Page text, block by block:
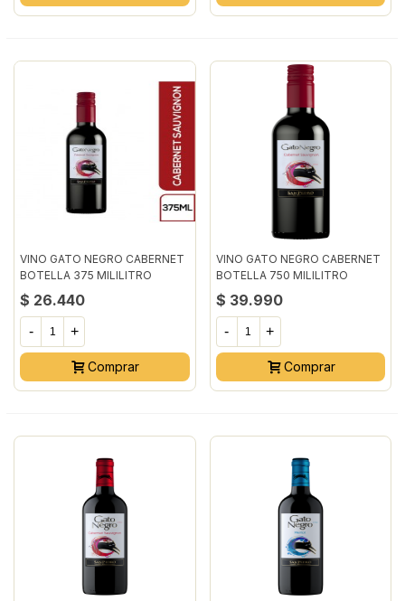
VINO GATO NEGRO CABERNET
BOTELLA 375 MILILITRO
$ 26.440
- +
Comprar
VINO GATO NEGRO CABERNET
BOTELLA 750 MILILITRO
$ 39.990
- +
Comprar